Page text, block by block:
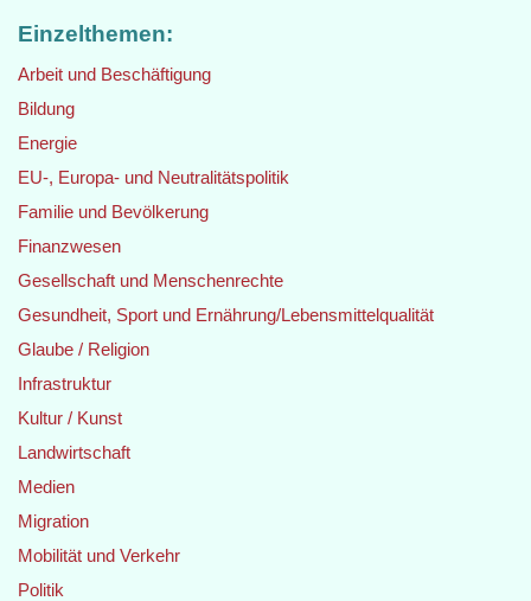
Einzelthemen:
Arbeit und Beschäftigung
Bildung
Energie
EU-, Europa- und Neutralitätspolitik
Familie und Bevölkerung
Finanzwesen
Gesellschaft und Menschenrechte
Gesundheit, Sport und Ernährung/Lebensmittelqualität
Glaube / Religion
Infrastruktur
Kultur / Kunst
Landwirtschaft
Medien
Migration
Mobilität und Verkehr
Politik